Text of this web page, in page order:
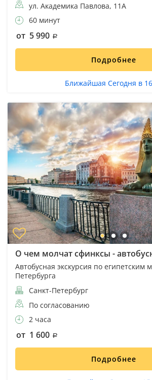
ул. Академика Павлова, 11А
60 минут
от 5 990
Подробнее
Ближайшая Сегодня в
О чем молчат сфинксы -
Автобусная экскурсия по египетским
Петербурга
Санкт-Петербург
По согласованию
2 часа
от 1 600
Подробнее